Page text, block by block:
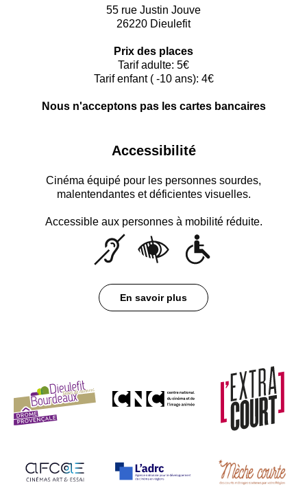
55 rue Justin Jouve
26220 Dieulefit
Prix des places
Tarif adulte: 5€
Tarif enfant ( -10 ans): 4€
Nous n'acceptons pas les cartes bancaires
Accessibilité
Cinéma équipé pour les personnes sourdes,
malentendantes et déficientes visuelles.
Accessible aux personnes à mobilité réduite.
En savoir plus